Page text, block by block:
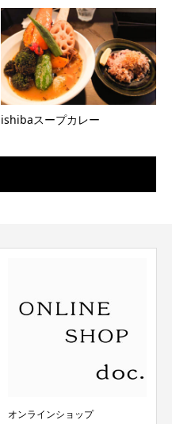
ishibaスープカレー
オンラインショップ